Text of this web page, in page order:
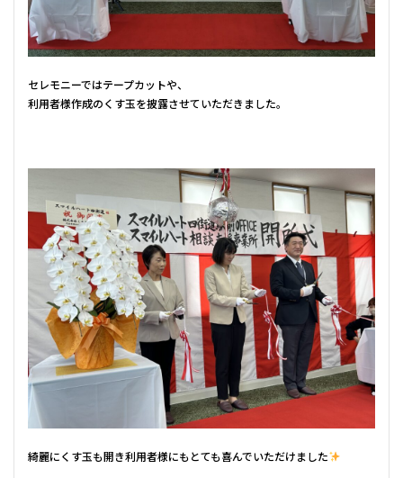
セレモニーではテープカットや、
利用者様作成のくす玉を披露させていただきました。
綺麗にくす玉も開き利用者様にもとても喜んでいただけました